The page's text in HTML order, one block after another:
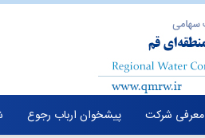
معرفی شرکت پیشخوان ارباب رجوع